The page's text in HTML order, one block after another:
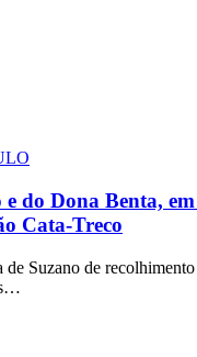
e do Dona Benta,
Cata-Treco
de Suzano de